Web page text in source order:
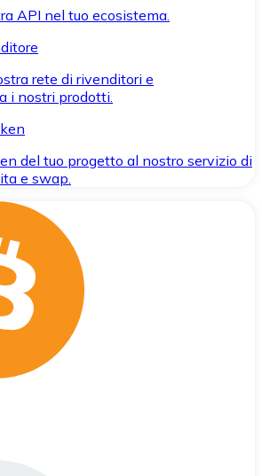
API nel tuo ecosistema.
rete di rivenditori e
i nostri prodotti.
del tuo progetto al nostro servizio di
e swap.